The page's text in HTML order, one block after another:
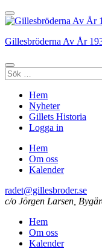
Hoppa
till
(tryck
Gillesbröderna Av År
Sök
efter:
Hem
Nyheter
Gillets Historia
Logga in
Hem
Om oss
Kalender
radet@gillesbroder.se
c/o Jörgen Larsen,
Hem
Om oss
Kalender